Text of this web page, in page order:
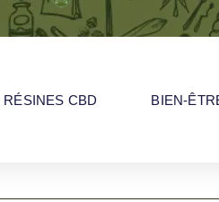
RÉSINES CBD BIEN-